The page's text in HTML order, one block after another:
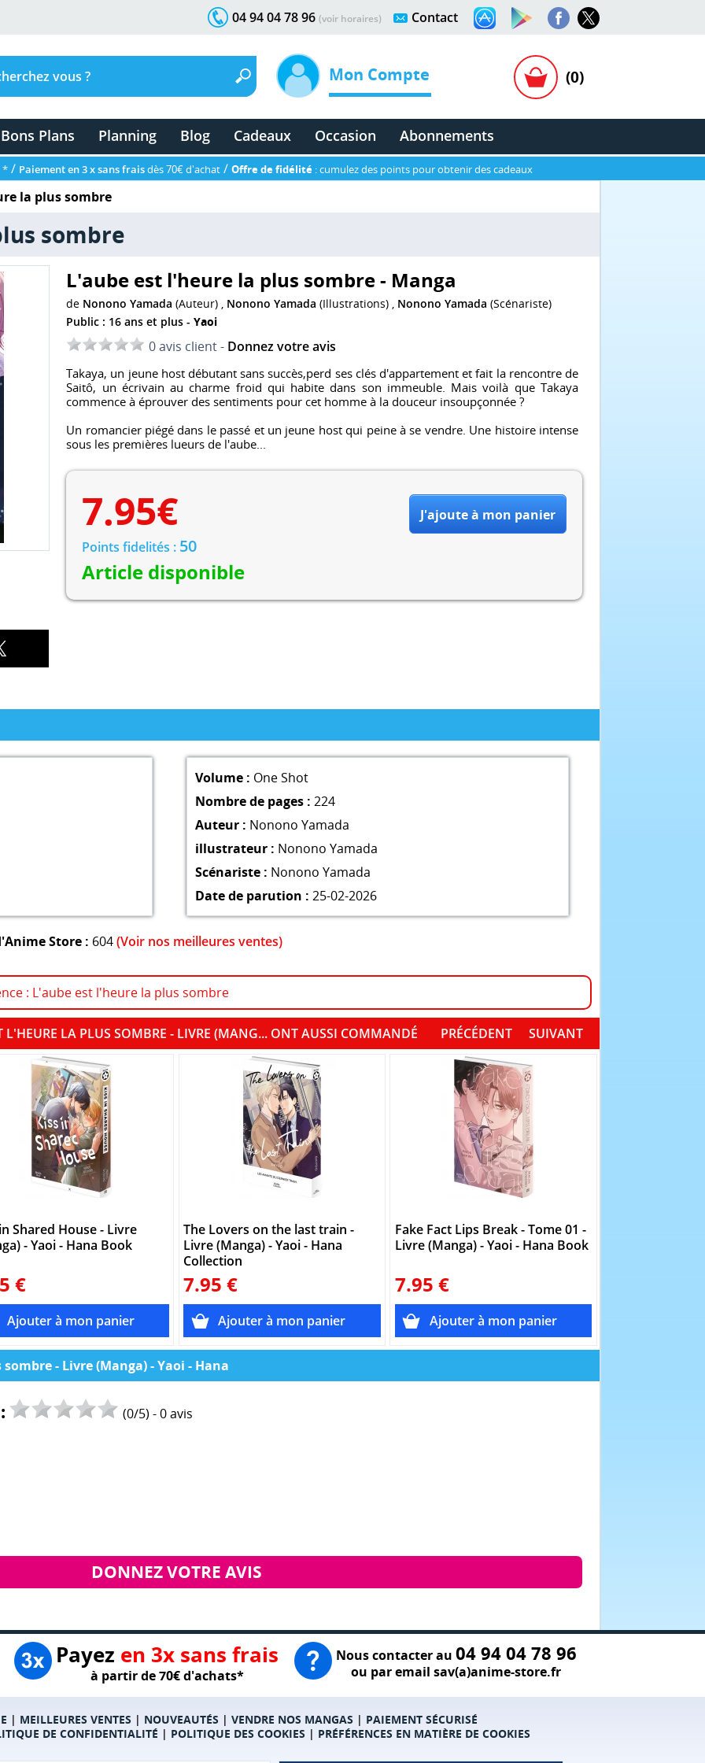
Contact
04 94 04 78 96 (voir horaires)
Mon Compte (0)
Bons Plans Planning Blog Cadeaux Occasion Abonnements
* / Paiement en 3 x sans fraisdès 70€ d'achat / Offre de fidélité : cumulez des points pour obtenir des cadeaux
la plus sombre
sombre
L'aube est l'heure la plus sombre - Manga
de Nonono Yamada (Auteur) , Nonono Yamada (Illustrations) , Nonono Yamada (Scénariste)
Public : 16 ans et plus -Yaoi
0 avis client - Donnez votre avis
Takaya, un jeune host débutant sans succès,perd ses clés d'appartement et fait la rencontre de
Saitô, un écrivain au charme froid qui habite dans son immeuble. Mais voilà que Takaya
commence à éprouver des sentiments pour cet homme à la douceur insoupçonnée ?
Un romancier piégé dans le passé et un jeune host qui peine à se vendre. Une histoire intense
sous les premières lueurs de l'aube...
7.95€
Points fidelités : 50
Article disponible
Volume : One Shot
Nombre de pages : 224
Auteur : Nonono Yamada
illustrateur : Nonono Yamada
Scénariste : Nonono Yamada
Date de parution : 25-02-2026
Store : 604(Voir nos meilleures ventes)
: L'aube est l'heure la plus sombre
L'HEURE LA PLUS SOMBRE - LIVRE (MANG... ONT AUSSI COMMANDÉ SUIVANT
PRÉCÉDENT
Shared House - Livre
- Yaoi - Hana Book
€
The Lovers on the last train -
Livre (Manga) - Yaoi - Hana
Collection
7.95 €
Fake Fact Lips Break - Tome 01 -
Livre (Manga) - Yaoi - Hana Book
7.95 €
- Livre (Manga) - Yaoi - Hana
(0/5) -0avis
DONNEZ VOTRE AVIS
Payez en 3x sans frais
à partir de 70€ d'achats*
Nous contacter au 04 94 04 78 96
ou par email sav(a)anime-store.fr
| MEILLEURES VENTES | NOUVEAUTÉS | VENDRE NOS MANGAS | PAIEMENT SÉCURISÉ
DE CONFIDENTIALITÉ | POLITIQUE DES COOKIES | PRÉFÉRENCES EN MATIÈRE DE COOKIES